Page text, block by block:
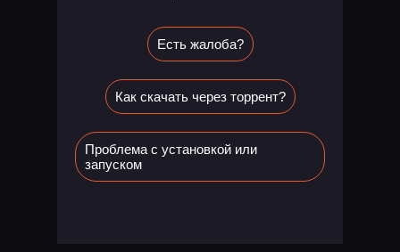
Есть жалоба?
Как скачать через торрент?
Проблема с установкой или
запуском